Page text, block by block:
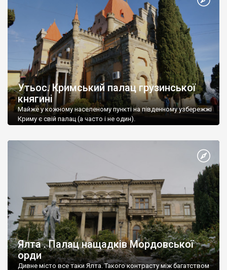
Утьос. Кримський палац грузинської
княгині
Майже у кожному населеному пункті на південному узбережжі
Криму є свій палац (а часто і не один).
Ялта . Палац нащадків Мордовської
орди
Дивне місто все таки Ялта. Такого контрасту між багатством